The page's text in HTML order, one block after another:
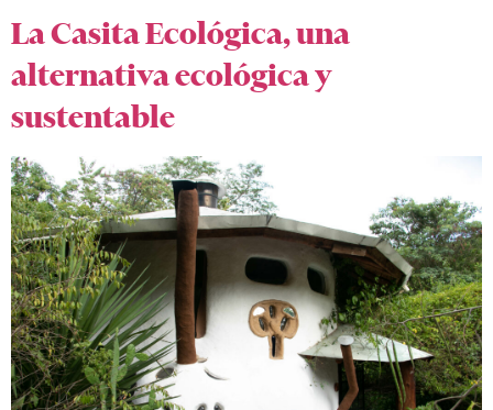
La Casita Ecológica, una
alternativa ecológica y
sustentable